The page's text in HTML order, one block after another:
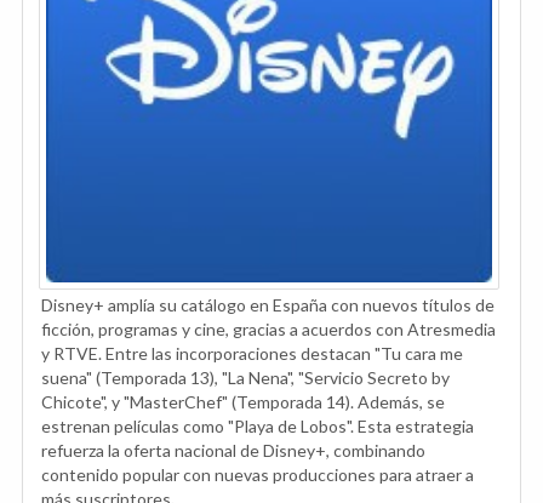
Disney+ amplía su catálogo en España con nuevos títulos de
ficción, programas y cine, gracias a acuerdos con Atresmedia
y RTVE. Entre las incorporaciones destacan "Tu cara me
suena" (Temporada 13), "La Nena", "Servicio Secreto by
Chicote", y "MasterChef" (Temporada 14). Además, se
estrenan películas como "Playa de Lobos". Esta estrategia
refuerza la oferta nacional de Disney+, combinando
contenido popular con nuevas producciones para atraer a